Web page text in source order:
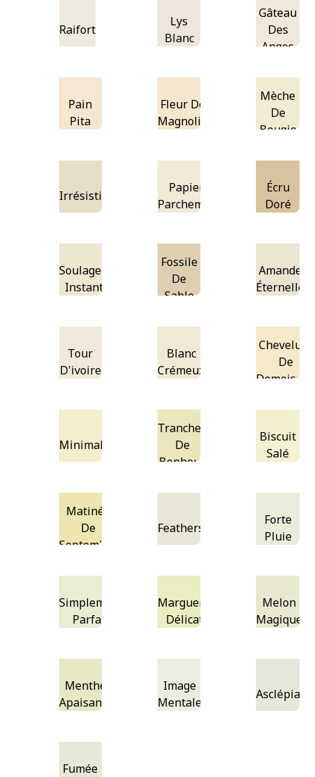
Raifort
Lys
Blanc
Gâteau
Des
Anges
Pain
Pita
Fleur De
Magnolia
Mèche
De
Bougie
Irrésistible
Papier
Parchemin
Écru
Doré
Soulagement
Instantané
Fossile
De
Sable
Amandes
Éternelles
Tour
D'ivoire
Blanc
Crémeux
Chevelure
De
Minimal
Tranches
De
Bonheur
Biscuit
Salé
Matinée
De
Septembre
Featherstone
Forte
Pluie
Simplement
Parfait
Marguerite
Délicate
Melon
Magique
Menthe
Apaisante
Image
Mentale
Asclépiade
Fumée